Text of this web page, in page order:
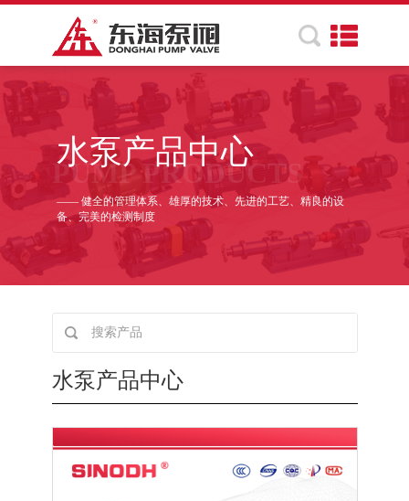
水泵产品中心
PUMP PRODUCTS
—— 健全的管理体系、雄厚的技术、先进的工艺、精良的设
备、完美的检测制度
水泵产品中心